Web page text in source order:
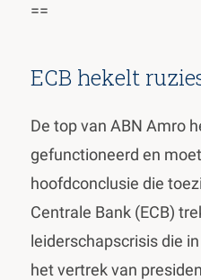
==
ECB hekelt
De top van ABN Amro
gefunctioneerd en
hoofdconclusie die
Centrale Bank (ECB)
leiderschapscrisis die
het vertrek van